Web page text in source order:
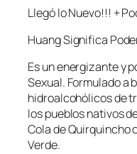
Llegó lo Nuevo!!! +
Huang Significa
Es un energizante y
Sexual. Formulado a
hidroalcohólicos de
los pueblos nativos
Cola de Quirquincho
Verde.